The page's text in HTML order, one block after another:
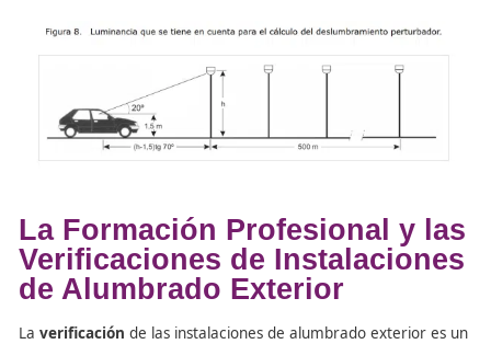
mantener esta documentación actualizada,
que toda la información técnica esté disponible y sea
para las futuras revisiones e inspecciones.
Frase de aprendizaje:
«Un
garantizando que se mantenga un registro adecuado y
actualizado.»